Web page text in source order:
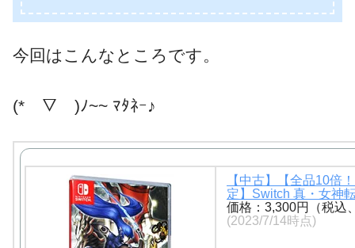
今回はこんなところです。
(*￣▽￣)ﾉ~~ ﾏﾀﾈｰ♪
【中古】【全品10倍
定】Switch 真・女神
価格：3,300円（税込
(2023/7/14時点)